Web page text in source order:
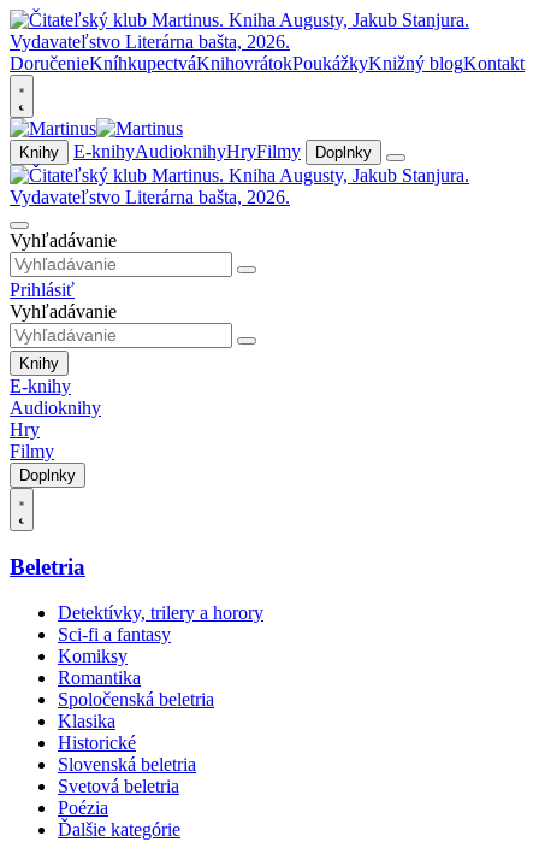
DoručenieKníhkupectváKnihovrátokPoukážkyKnižný blogKontakt
Knihy E-knihyAudioknihyHryFilmy Doplnky
Vyhľadávanie
Prihlásiť
Vyhľadávanie
Knihy
E-knihy
Audioknihy
Hry
Filmy
Doplnky
Beletria
Detektívky, trilery a horory
Sci-fi a fantasy
Komiksy
Romantika
Spoločenská beletria
Klasika
Historické
Slovenská beletria
Svetová beletria
Poézia
Ďalšie kategórie